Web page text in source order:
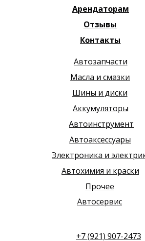
+7 (921) 907-2473
Контакты
Отзывы
Арендаторам
Прочее
Автохимия и краски
Электроника и
Автоаксессуары
Автоинструмент
Автосервис
Аккумуляторы
Шины и диски
Масла и смазки
Автозапчасти